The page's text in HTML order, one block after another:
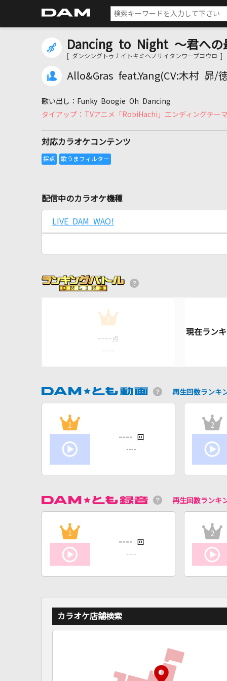
Dancing to Night ～君への
[ ダンシングトゥナイトキミヘノサイタンワープコウロ ]
Allo&Gras feat.Yang(CV:木村 昴/
Funky Boogie Oh Dancing
TVアニメ「RobiHachi」エンディングテー
対応カラオケコンテンツ
配信中のカラオケ機種
LIVE DAM WAO!
1
---- 点
----
再生回数ランキ
1
---- 回
----
2
再生回数ランキ
1
---- 回
----
2
カラオケ店舗検索